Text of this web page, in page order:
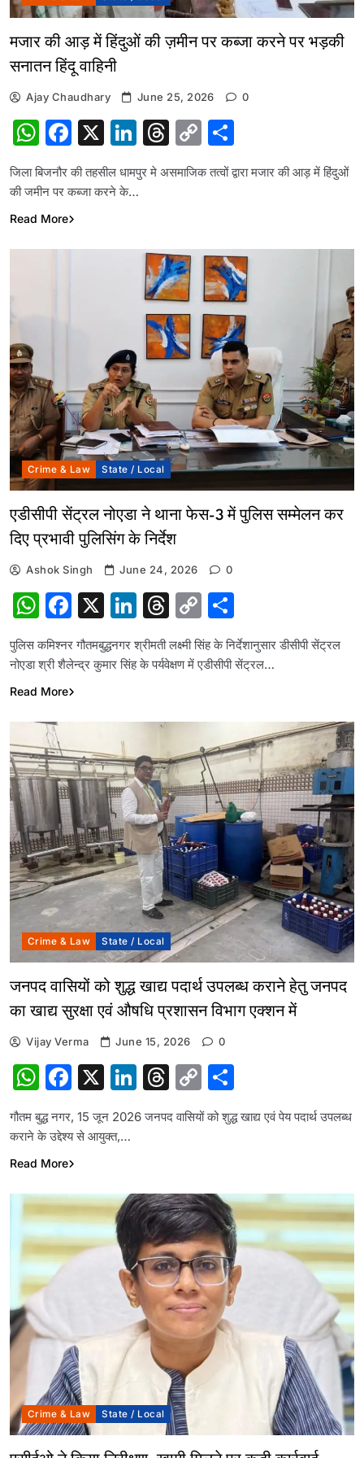
मजार की आड़ में हिंदुओं की ज़मीन पर कब्जा करने पर भड़की
सनातन हिंदू वाहिनी
Ajay Chaudhary June 25, 2026 0
WhatsApp
Facebook
X LinkedIn
Threads
Copy
Link
जिला बिजनौर की तहसील धामपुर मे असमाजिक तत्वों द्वारा मजार की आड़ में हिंदुओं
की जमीन पर कब्जा करने के…
Read More
Crime & Law State / Local
एडीसीपी सेंट्रल नोएडा ने थाना फेस-3 में पुलिस सम्मेलन कर
दिए प्रभावी पुलिसिंग के निर्देश
Ashok Singh June 24, 2026 0
WhatsApp
Facebook
X LinkedIn
Threads
Copy
Link
पुलिस कमिश्नर गौतमबुद्धनगर श्रीमती लक्ष्मी सिंह के निर्देशानुसार डीसीपी सेंट्रल
नोएडा श्री शैलेन्द्र कुमार सिंह के पर्यवेक्षण में एडीसीपी सेंट्रल…
Read More
Crime & Law State / Local
जनपद वासियों को शुद्ध खाद्य पदार्थ उपलब्ध कराने हेतु जनपद
का खाद्य सुरक्षा एवं औषधि प्रशासन विभाग एक्शन में
Vijay Verma June 15, 2026 0
WhatsApp
Facebook
X LinkedIn
Threads
Copy
Link
गौतम बुद्ध नगर, 15 जून 2026 जनपद वासियों को शुद्ध खाद्य एवं पेय पदार्थ उपलब्ध
कराने के उद्देश्य से आयुक्त,…
Read More
Crime & Law State / Local